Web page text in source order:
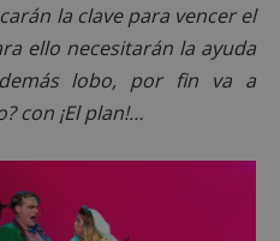
la clave para vencer el
ello necesitarán la ayuda
lobo, por fin va a
con ¡El plan!…